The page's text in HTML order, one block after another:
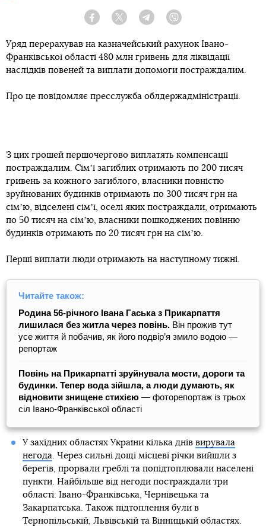
Facebook Twitter Telegram
Уряд перерахував на казначейський рахунок Івано-
Франківської області 480 млн гривень для ліквідації
наслідків повеней та виплати допомоги постраждалим.
Про це повідомляє пресслужба облдержадміністрації.
З цих грошей першочергово виплатять компенсації
постраждалим. Сімʼї загиблих отримають по 200 тисяч
гривень за кожного загиблого, власники повністю
зруйнованих будинків отримають по 300 тисяч грн на
сімʼю, відселені сімʼї, оселі яких постраждали, отримають
по 50 тисяч на сімʼю, власники пошкоджених повінню
будинків отримають по 20 тисяч грн на сімʼю.
Перші виплати люди отримають на наступному тижні.
Читайте також:
Родина 56-річного Івана Гаська з Прикарпаття
лишилася без житла через повінь. Він прожив тут
усе життя й побачив, як його подвір’я змило водою —
репортаж
Повінь на Прикарпатті зруйнувала мости, дороги та
будинки. Тепер вода зійшла, а люди думають, як
відновити знищене стихією — фоторепортаж із трьох
сіл Івано-Франківської області
У західних областях України кілька днів вирувала
негода . Через сильні дощі місцеві річки вийшли з
берегів, прорвали греблі та попідтоплювали населені
пункти. Найбільше від негоди постраждали три
області: Івано-Франківська, Чернівецька та
Закарпатська. Також підтоплення були в
Тернопільській, Львівській та Вінницькій областях.